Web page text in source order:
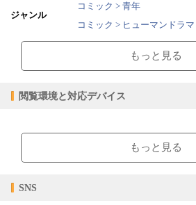
ジャンル
コミック > 青年
コミック > ヒューマンドラマ
コミック > 職業・ビジネス
ファイルサイズ 13.51MB
【販売形態】
商品価格（税込）
もっと見る
閲覧環境と対応デバイス
ブラウザビューア・PC版ConTenDoビュー
【対応デバイス】
もっと見る
SNS